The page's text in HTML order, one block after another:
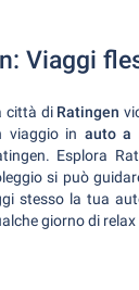
Viaggi
città di Ratingen
viaggio in auto a
Esplora
si può
stesso la tua
giorno di relax